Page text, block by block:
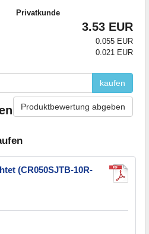
Privatkunde
3.53 EUR
0.055 EUR
0.021 EUR
kaufen
Produktbewertung abgeben
(CR050SJTB-10R-